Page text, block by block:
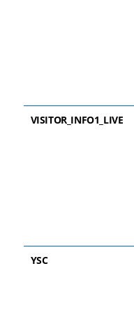
VISITOR_INFO1_LIVE
YSC